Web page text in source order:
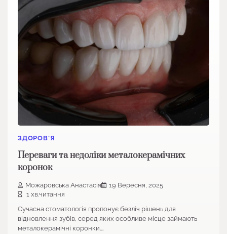
ЗДОРОВ'Я
Переваги та недоліки металокерамічних
коронок
Можаровська Анастасія
19 Вересня, 2025
1 хв.читання
Сучасна стоматологія пропонує безліч рішень для
відновлення зубів, серед яких особливе місце займають
металокерамічні коронки.…